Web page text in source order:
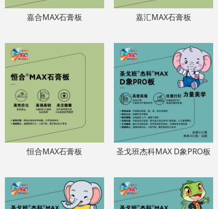
嘉合MAX石膏板 嘉汇MAX石膏板
恒合MAX石膏板 圣戈班杰科MAX D象PRO板